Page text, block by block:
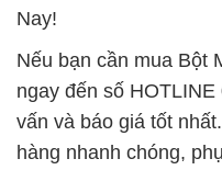
Nay!
Nếu bạn cần mua Bột
ngay đến số
vấn và báo giá tốt
hàng nhanh chóng,